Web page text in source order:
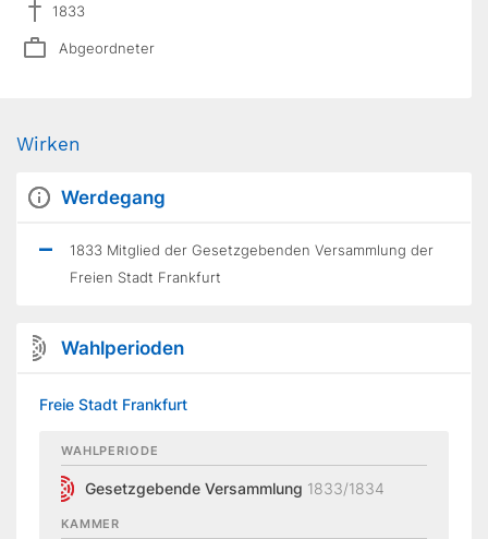
1833
Abgeordneter
Wirken
Werdegang
1833 Mitglied der Gesetzgebenden Versammlung der
Freien Stadt Frankfurt
Wahlperioden
Freie Stadt Frankfurt
WAHLPERIODE
Gesetzgebende Versammlung 1833/1834
KAMMER